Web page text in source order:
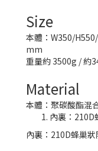
Size
本體：W350/
mm
重量約 3500g / 約
Material
本體：聚碳酸酯混
內裏：210D
內裏：210D蜂巢